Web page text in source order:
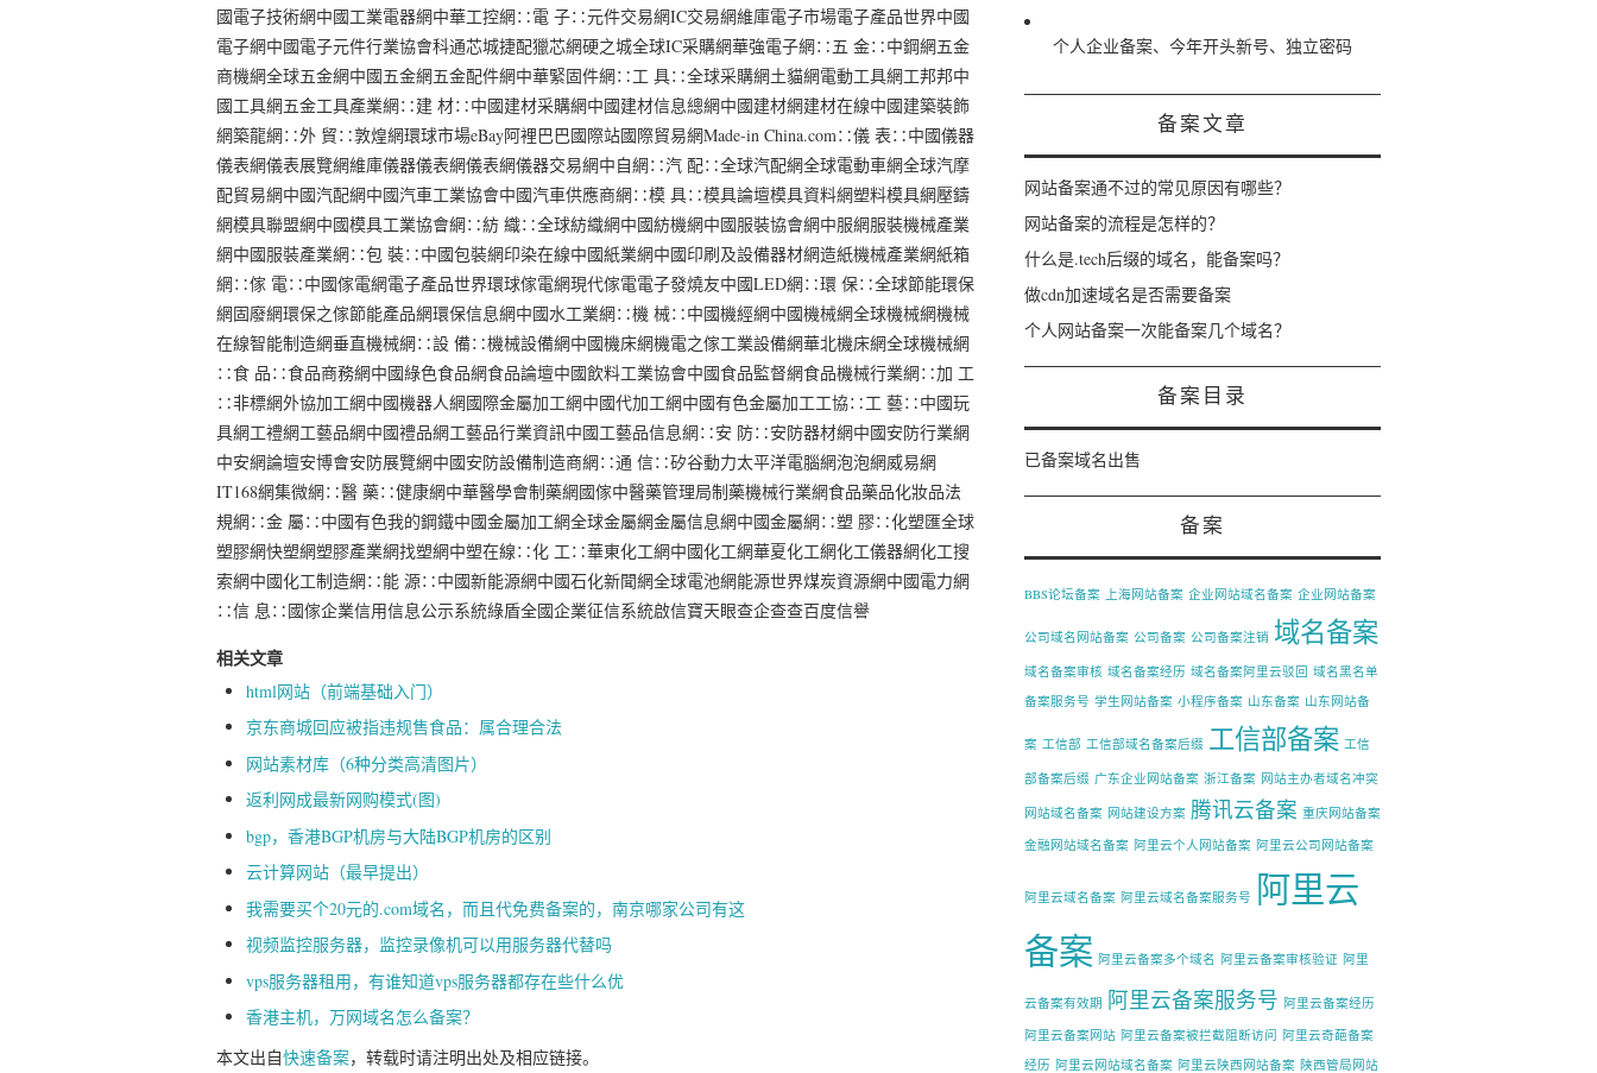
國電子技術網中國工業電器網中華工控網∷電 子∷元件交易網IC交易網維庫電子市場電子產品世界中國
電子網中國電子元件行業協會科通芯城捷配獵芯網硬之城全球IC采購網華強電子網∷五 金∷中鋼網五金
商機網全球五金網中國五金網五金配件網中華緊固件網∷工 具∷全球采購網土貓網電動工具網工邦邦中
國工具網五金工具產業網∷建 材∷中國建材采購網中國建材信息總網中國建材網建材在線中國建築裝飾
網築龍網∷外 貿∷敦煌網環球市場eBay阿裡巴巴國際站國際貿易網Made-in China.com∷儀 表∷中國儀器
儀表網儀表展覽網維庫儀器儀表網儀表網儀器交易網中自網∷汽 配∷全球汽配網全球電動車網全球汽摩
配貿易網中國汽配網中國汽車工業協會中國汽車供應商網∷模 具∷模具論壇模具資料網塑料模具網壓鑄
網模具聯盟網中國模具工業協會網∷紡 織∷全球紡織網中國紡機網中國服裝協會網中服網服裝機械產業
網中國服裝產業網∷包 裝∷中國包裝網印染在線中國紙業網中國印刷及設備器材網造紙機械產業網紙箱
網∷傢 電∷中國傢電網電子產品世界環球傢電網現代傢電電子發燒友中國LED網∷環 保∷全球節能環保
網固廢網環保之傢節能產品網環保信息網中國水工業網∷機 械∷中國機經網中國機械網全球機械網機械
在線智能制造網垂直機械網∷設 備∷機械設備網中國機床網機電之傢工業設備網華北機床網全球機械網
∷食 品∷食品商務網中國綠色食品網食品論壇中國飲料工業協會中國食品監督網食品機械行業網∷加 工
∷非標網外協加工網中國機器人網國際金屬加工網中國代加工網中國有色金屬加工工協∷工 藝∷中國玩
具網工禮網工藝品網中國禮品網工藝品行業資訊中國工藝品信息網∷安 防∷安防器材網中國安防行業網
中安網論壇安博會安防展覽網中國安防設備制造商網∷通 信∷矽谷動力太平洋電腦網泡泡網威易網
IT168網集微網∷醫 藥∷健康網中華醫學會制藥網國傢中醫藥管理局制藥機械行業網食品藥品化妝品法
規網∷金 屬∷中國有色我的鋼鐵中國金屬加工網全球金屬網金屬信息網中國金屬網∷塑 膠∷化塑匯全球
塑膠網快塑網塑膠產業網找塑網中塑在線∷化 工∷華東化工網中國化工網華夏化工網化工儀器網化工搜
索網中國化工制造網∷能 源∷中國新能源網中國石化新聞網全球電池網能源世界煤炭資源網中國電力網
∷信 息∷國傢企業信用信息公示系統綠盾全國企業征信系統啟信寶天眼查企查查百度信譽
相关文章
html网站（前端基础入门）
京东商城回应被指违规售食品：属合理合法
网站素材库（6种分类高清图片）
返利网成最新网购模式(图)
bgp，香港BGP机房与大陆BGP机房的区别
云计算网站（最早提出）
我需要买个20元的.com域名，而且代免费备案的，南京哪家公司有这
视频监控服务器，监控录像机可以用服务器代替吗
vps服务器租用，有谁知道vps服务器都存在些什么优
香港主机，万网域名怎么备案？
本文出自快速备案，转载时请注明出处及相应链接。
个人企业备案、今年开头新号、独立密码
备案文章
网站备案通不过的常见原因有哪些？
网站备案的流程是怎样的？
什么是.tech后缀的域名，能备案吗？
做cdn加速域名是否需要备案
个人网站备案一次能备案几个域名？
备案目录
已备案域名出售
备案
BBS论坛备案 上海网站备案 企业网站域名备案 企业网站备案
公司域名网站备案 公司备案 公司备案注销 域名备案
域名备案审核 域名备案经历 域名备案阿里云驳回 域名黑名单
备案服务号 学生网站备案 小程序备案 山东备案 山东网站备
案 工信部 工信部域名备案后缀 工信部备案 工信
部备案后缀 广东企业网站备案 浙江备案 网站主办者域名冲突
网站域名备案 网站建设方案 腾讯云备案 重庆网站备案
金融网站域名备案 阿里云个人网站备案 阿里云公司网站备案
阿里云域名备案 阿里云域名备案服务号 阿里云
备案 阿里云备案多个域名 阿里云备案审核验证 阿里
云备案有效期 阿里云备案服务号 阿里云备案经历
阿里云备案网站 阿里云备案被拦截阻断访问 阿里云奇葩备案
经历 阿里云网站域名备案 阿里云陕西网站备案 陕西管局网站